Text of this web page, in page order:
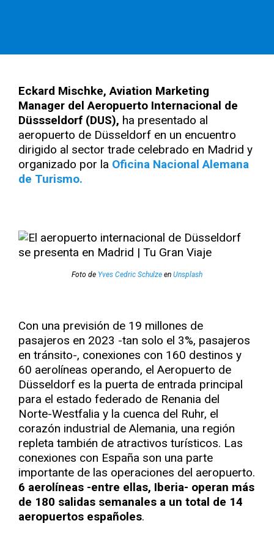
Eckard Mischke, Aviation Marketing
Manager del Aeropuerto Internacional de
Düssseldorf (DUS), ha presentado al
aeropuerto de Düsseldorf en un encuentro
dirigido al sector trade celebrado en Madrid y
organizado por la Oficina Nacional Alemana
de Turismo.
Foto de Yves Cedric Schulze en Unsplash
Con una previsión de 19 millones de
pasajeros en 2023 -tan solo el 3%, pasajeros
en tránsito-, conexiones con 160 destinos y
60 aerolíneas operando, el Aeropuerto de
Düsseldorf es la puerta de entrada principal
para el estado federado de Renania del
Norte-Westfalia y la cuenca del Ruhr, el
corazón industrial de Alemania, una región
repleta también de atractivos turísticos. Las
conexiones con España son una parte
importante de las operaciones del aeropuerto.
6 aerolíneas -entre ellas, Iberia- operan más
de 180 salidas semanales a un total de 14
aeropuertos españoles.